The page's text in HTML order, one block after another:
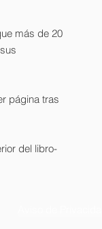
más de 20
página tras
del libro-